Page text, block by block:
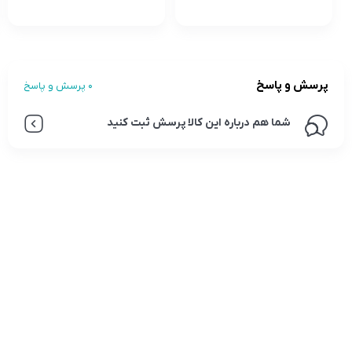
پرسش و پاسخ 0 پرسش و پاسخ
شما هم درباره این کالا پرسش ثبت کنید